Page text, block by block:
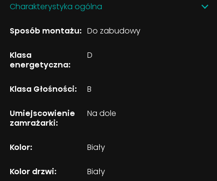
Charakterystyka ogólna
Sposób montażu: Do zabudowy
Klasa
energetyczna:
D
Klasa Głośności: B
Umiejscowienie
zamrażarki:
Na dole
Kolor: Biały
Kolor drzwi: Biały